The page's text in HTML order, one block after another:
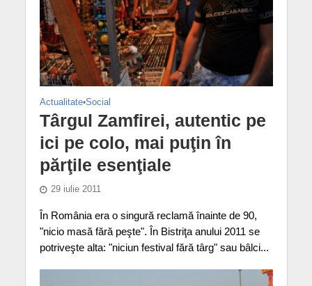
Actualitate•Social
Târgul Zamfirei, autentic pe
ici pe colo, mai puţin în
părţile esenţiale
29 iulie 2011
În România era o singură reclamă înainte de 90,
"nicio masă fără peşte". În Bistriţa anului 2011 se
potriveşte alta: "niciun festival fără târg" sau bâlci...